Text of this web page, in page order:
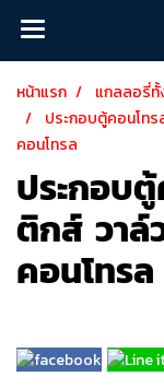
หน้าแรก แกลลอรี่ทั้
ประกอบตู้คอนโทร
คอนโทรล
ประกอบ
ติกส์ วาล์
คอนโทรล